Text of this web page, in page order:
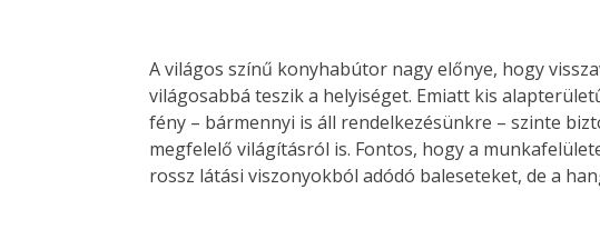
A világos színű konyhabútor nagy előnye, hogy
világosabbá teszik a helyiséget. Emiatt kis
fény – bármennyi is áll rendelkezésünkre – szinte
megfelelő világításról is. Fontos, hogy a
rossz látási viszonyokból adódó baleseteket, de a